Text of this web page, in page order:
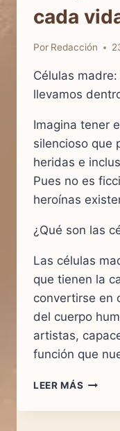
cada
Por Redacción
Células
llevamos
Imagina tener
silencioso que
heridas e
Pues no es
heroínas
¿Qué son las
Las células
que tienen la
convertirse en
del cuerpo
artistas,
función que
LEER MÁS
UN